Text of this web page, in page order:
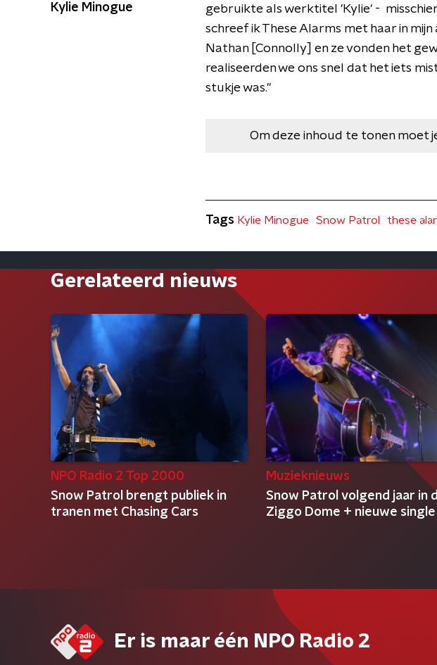
gebruikte als werktitel 'Kylie' -
schreef ik These Alarms met haar in
Nathan [Connolly] en ze vonden het
realiseerden we ons snel dat het iets
stukje was."
Om deze inhoud te tonen moet
Kylie Minogue
Tags Kylie Minogue Snow Patrol these
Gerelateerd nieuws
NPO Radio 2 Top 2000
Snow Patrol brengt publiek in
tranen met Chasing Cars
Muzieknieuws
Snow Patrol volgend jaar in
Ziggo Dome + nieuwe
Er is maar één NPO Radio 2